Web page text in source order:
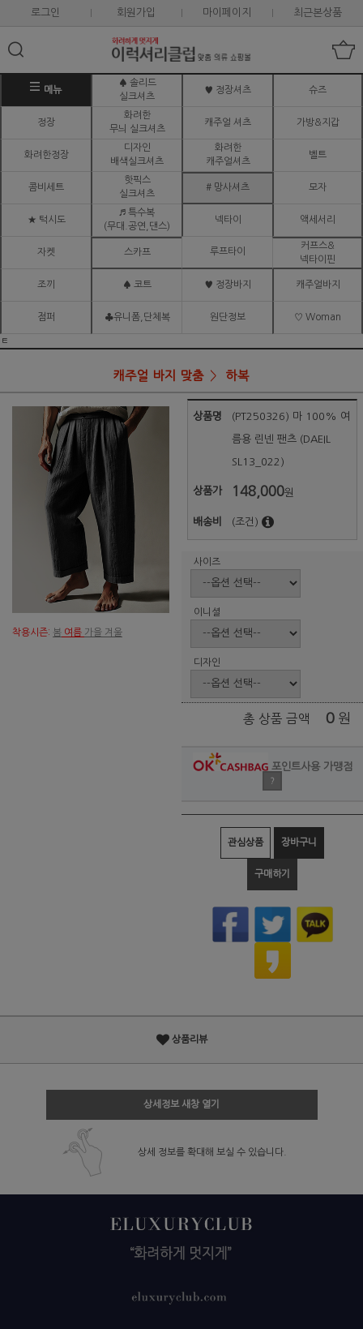
로그인 회원가입 마이페이지 최근본상품
메뉴
♠ 솔리드
실크셔츠
♥ 정장셔츠 슈즈
정장
화려한
무늬 실크셔츠
캐주얼 셔츠 가방&지갑
화려한정장
디자인
배색실크셔츠
화려한
캐주얼셔츠
벨트
콤비세트
핫픽스
실크셔츠
# 망사셔츠 모자
★ 턱시도
♬ 특수복
(무대.공연,댄스)
넥타이 액세서리
자켓 스카프 루프타이
커프스&
넥타이핀
조끼 ♠ 코트 ♥ 정장바지 캐주얼바지
점퍼 ♣유니폼,단체복 원단정보 ♡ Woman
ㅌ
캐주얼 바지 맞춤 하복
착용시즌: 봄 여름 가을 겨울
상품명 (PT250326) 마 100% 여
름용 린넨 팬츠 (DAEIL
SL13_022)
상품가 148,000원
배송비 (조건)
사이즈
이니셜
디자인
총 상품 금액 0 원
포인트사용 가맹점
?
관심상품 장바구니
구매하기
상품리뷰
상세정보 새창 열기
상세 정보를 확대해 보실 수 있습니다.